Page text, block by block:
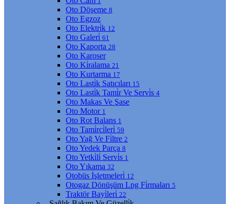
Oto Döşeme 8
Oto Egzoz
Oto Elektri̇k 12
Oto Galeri̇ 61
Oto Kaporta 28
Oto Karoser
Oto Ki̇ralama 21
Oto Kurtarma 17
Oto Lasti̇k Satıcıları 15
Oto Lasti̇k Tami̇r Ve Servi̇s 4
Oto Makas Ve Şase
Oto Motor 1
Oto Rot Balans 1
Oto Tami̇rci̇leri̇ 59
Oto Yağ Ve Fi̇ltre 2
Oto Yedek Parça 8
Oto Yetki̇li̇ Servi̇s 1
Oto Yıkama 32
Otobüs İşletmeleri̇ 12
Otogaz Dönüşüm Lpg Fi̇rmaları 5
Traktör Bayi̇leri̇ 22